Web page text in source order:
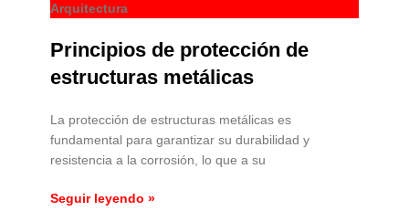
Arquitectura
Principios de protección de
estructuras metálicas
La protección de estructuras metálicas es
fundamental para garantizar su durabilidad y
resistencia a la corrosión, lo que a su
Seguir leyendo »